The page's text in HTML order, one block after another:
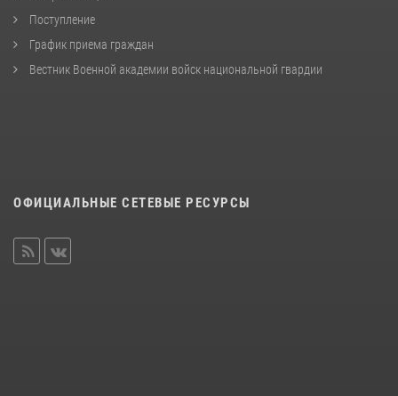
Поступление
График приема граждан
Вестник Военной академии войск национальной гвардии
ОФИЦИАЛЬНЫЕ СЕТЕВЫЕ РЕСУРСЫ